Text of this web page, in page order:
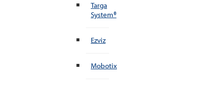
Targa
System®
Ezviz
Mobotix